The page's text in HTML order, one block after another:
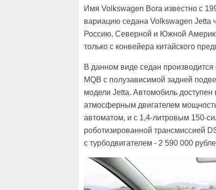
Имя Volkswagen Bora известно с
вариацию седана Volkswagen Jetta
Россию, Северной и Южной
только с конвейера китайского
В данном виде седан
MQB с полузависимой задней
модели Jetta. Автомобиль
атмосферным двигателем
автоматом, и с 1,4-литровым 150-
роботизированной трансмиссией
с турбодвигателем - 2 590 000